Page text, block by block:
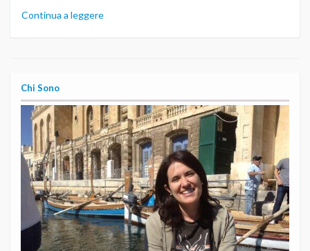
Continua a leggere
Chi Sono